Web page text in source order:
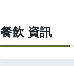
餐飲 資訊